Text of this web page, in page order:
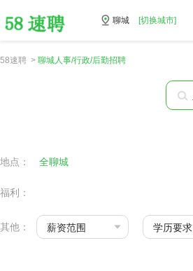
聊城 [切换城市]
58速聘 > 聊城人事/行政/后勤招聘
地点： 全聊城
福利：
其他： 薪资范围 学历要求